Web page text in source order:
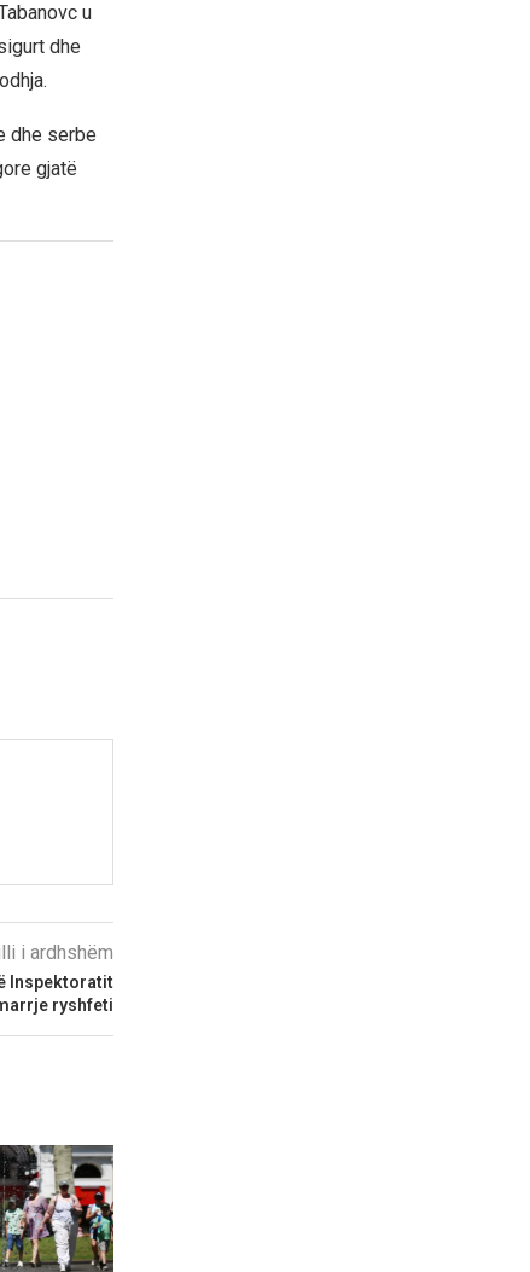
u
dhe
dhe serbe
gjatë
i ardhshëm
Inspektoratit
ryshfeti